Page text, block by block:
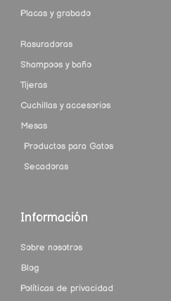
Placas y grabado
Rasuradoras
Shampoos y baño
Tijeras
Cuchillas y accesorios
Mesas
Productos para Gatos
Secadoras
Información
Sobre nosotros
Blog
Políticas de privacidad